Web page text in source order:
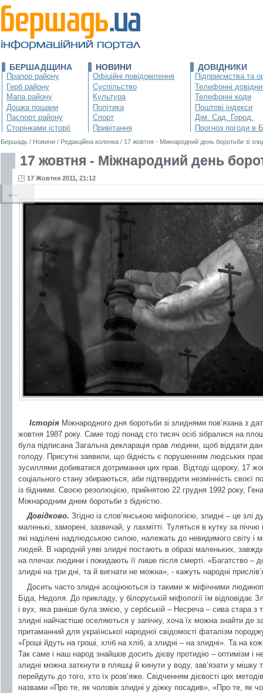
БЕРШАДЩИНА
Прапор району
Герб району
Мапа району
Дошка пошани
Паспорт району
Сторінками історії
НОВИНИ
Офіційні повідомлення
Суспільство
Культура
Політика
Спорт
Привітання
ДОВІДНИКИ
Підприємства та
Телефонні
Телефонні коди
Поштові індекси
Дім. Сад. Город.
Прогноз погоди в
Бершадь / Новини / Редакційна колонка / 17 жовтня - Міжнародний день боротьби зі
17 жовтня - Міжнародний день
17 Жовтня 2011, 21:12
Історія Міжнародного дня боротьби зі злиднями пов’язана з
жовтня 1987 року. Саме тоді понад сто тисяч осіб зібралися на
була підписана Загальна декларація прав людини, щоб віддати
голоду. Присутні заявили, що бідність є порушенням людських
зусиллями добиватися дотримання цих прав. Відтоді щороку, 17
соціального стану збираються, аби підтвердити незмінність своєї
із бідними. Своєю резолюцією, прийнятою 22 грудня 1992 року,
Міжнародним днем боротьби з бідністю.
Довідково. Згідно із слов’янською міфологією, злидні – це злі
маленькі, заморені, зазвичай, у лахмітті. Туляться в кутку за піччю
які наділені надлюдською силою, належать до невидимого світу і
людей. В народній уяві злидні постають в образі маленьких,
на плечах людини і покидають її лише після смерті. «Багатство –
злидні на три дні, та й вигнати не можна», - кажуть народні
Досить часто злидні асоціюються із такими ж міфічними
Біда, Недоля. До прикладу, у білоруській міфології їм відповідає
і вух, яка раніше була змією, у сербській – Несреча – сива стара з
злидні найчастіше оселяються у запічку, хоча їх можна знайти де
притаманний для української народної свідомості фаталізм
«Гроші йдуть на гроші, хліб на хліб, а злидні – на злидні». Та на
Так саме і наш народ знайшов досить дієву протидію – оптимізм і
злидні можна заткнути в пляшці й кинути у воду, зав’язати у мішку
перейдуть до того, хто їх розв’яже. Свідченням дієвості цих
назвами «Про те, як чоловік злидні у діжку посадив», «Про те, як
←